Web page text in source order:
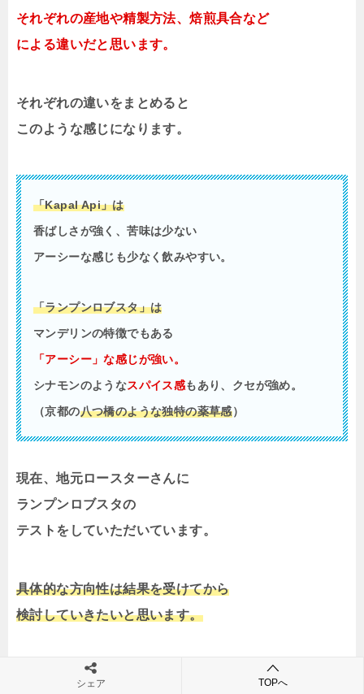
それぞれの産地や精製方法、焙煎具合など
による違いだと思います。
それぞれの違いをまとめると
このような感じになります。
「Kapal Api」は
香ばしさが強く、苦味は少ない
アーシーな感じも少なく飲みやすい。
「ランプンロブスタ」は
マンデリンの特徴でもある
「アーシー」な感じが強い。
シナモンのようなスパイス感もあり、 クセが強め。
（京都の八つ橋のような独特の薬草感）
現在、地元ロースターさんに
ランプンロブスタの
テストをしていただいています。
具体的な方向性は結果を受けてから
検討していきたいと思います。
商品開発記のアーカイブ記事
シェア TOPへ